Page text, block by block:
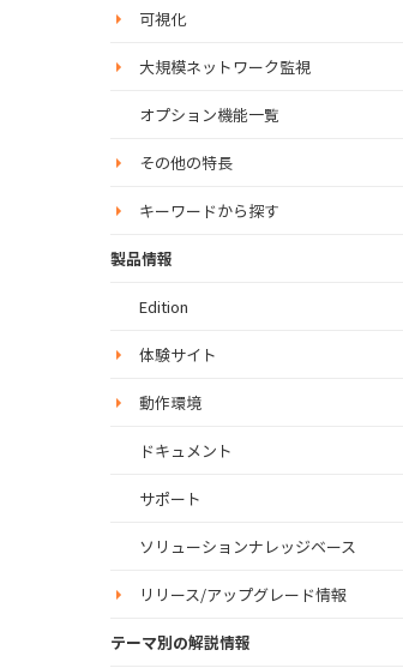
可視化
大規模ネットワーク監視
オプション機能一覧
その他の特長
キーワードから探す
製品情報
Edition
体験サイト
動作環境
ドキュメント
サポート
ソリューションナレッジベース
リリース/アップグレード情報
テーマ別の解説情報